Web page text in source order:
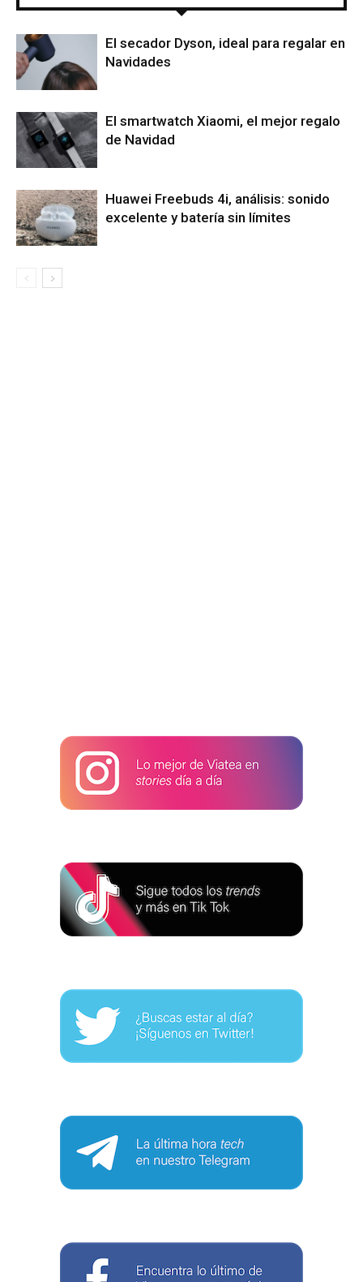
El secador Dyson, ideal para regalar en
Navidades
El smartwatch Xiaomi, el mejor regalo
de Navidad
Huawei Freebuds 4i, análisis: sonido
excelente y batería sin límites